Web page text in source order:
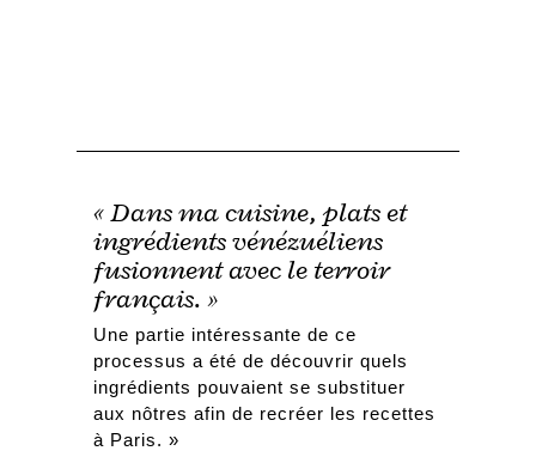
« Dans ma cuisine, plats et
ingrédients vénézuéliens
fusionnent avec le terroir
français. »
Une partie intéressante de ce
processus a été de découvrir quels
ingrédients pouvaient se substituer
aux nôtres afin de recréer les recettes
à Paris. »